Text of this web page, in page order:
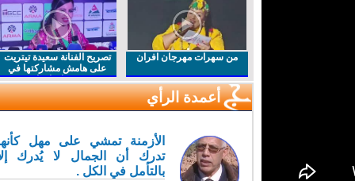
من سهرات مهرجان افران
تصريح الفنانة سعيدة تيتريت
على هامش مشاركتها في
مهرجان افران
أعمدة الرأي
الأزمنة تمشي على مهل كأنها
تدرك أن الجمال لا يُدرك إلا
بالتأمل في الكل .